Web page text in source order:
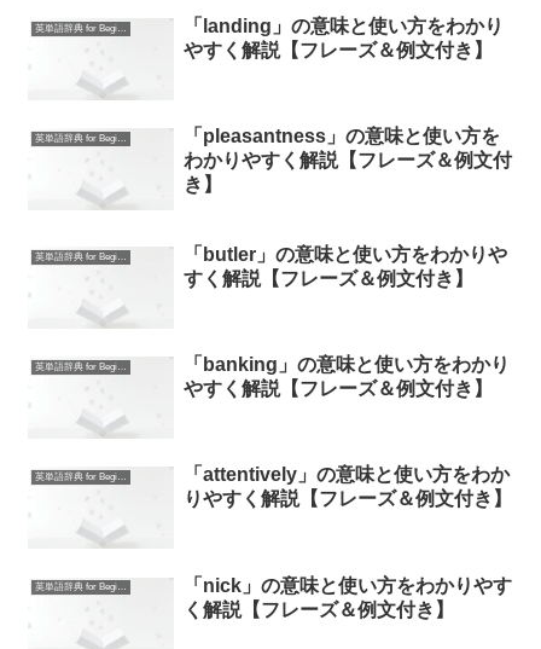
英単語辞典 for Beginners
「landing」の意味と使い方をわかり
やすく解説【フレーズ＆例文付き】
英単語辞典 for Beginners
「pleasantness」の意味と使い方を
わかりやすく解説【フレーズ＆例文付
き】
英単語辞典 for Beginners
「butler」の意味と使い方をわかりや
すく解説【フレーズ＆例文付き】
英単語辞典 for Beginners
「banking」の意味と使い方をわかり
やすく解説【フレーズ＆例文付き】
英単語辞典 for Beginners
「attentively」の意味と使い方をわか
りやすく解説【フレーズ＆例文付き】
英単語辞典 for Beginners
「nick」の意味と使い方をわかりやす
く解説【フレーズ＆例文付き】